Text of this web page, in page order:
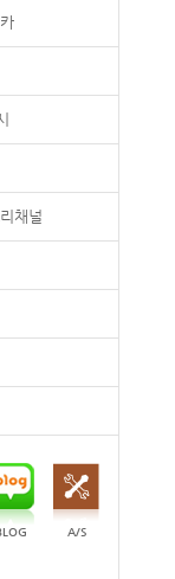
채널
A/S